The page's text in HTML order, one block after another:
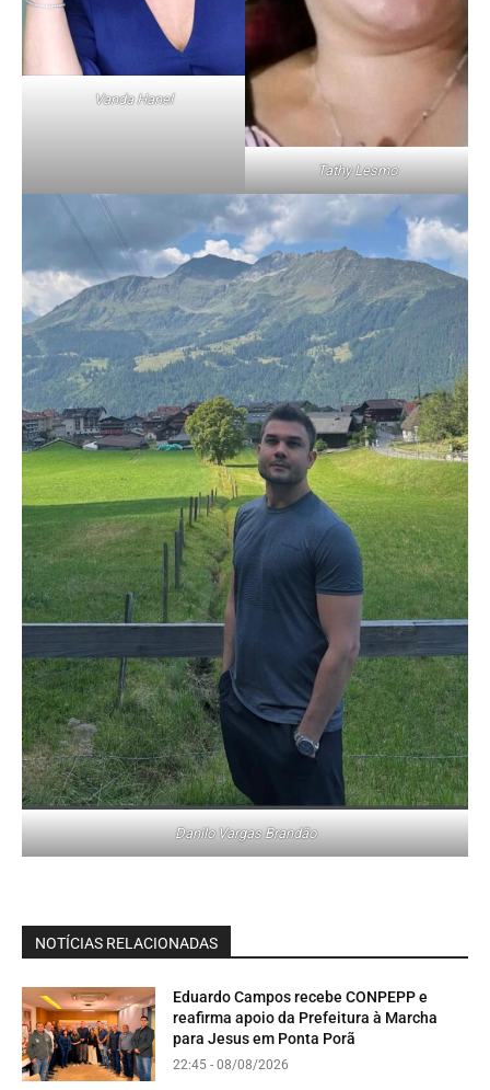
Vanda Hanel
Tathy Lesmo
Danilo Vargas Brandão
NOTÍCIAS RELACIONADAS
Eduardo Campos recebe CONPEPP e
reafirma apoio da Prefeitura à Marcha
para Jesus em Ponta Porã
22:45 - 08/08/2026